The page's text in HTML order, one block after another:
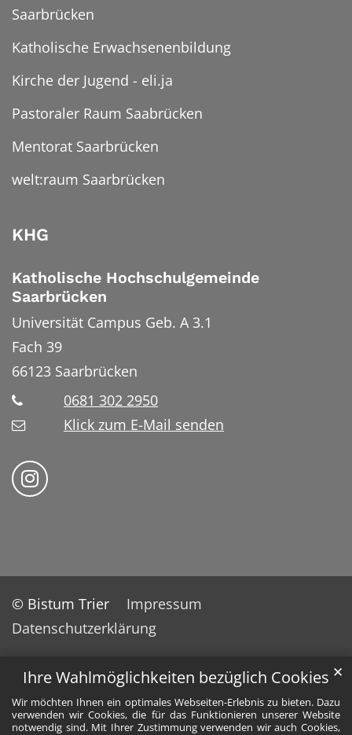
Ihre Wahlmöglichkeiten bezüglich Cookies
Wir möchten Ihnen ein optimales Webseiten-Erlebnis zu bieten. Dazu
verwenden wir Cookies, die für das Funktionieren unserer Website
notwendig sind. Mit Ihrer Zustimmung verwenden wir auch Cookies,
✕
Saarbrücken
Katholische Erwachsenenbildung
Kirche der Jugend - eli.ja
Pastoraler Raum Saabrücken
Mentorat Saarbrücken
welt:raum Saarbrücken
KHG
Katholische Hochschulgemeinde
Saarbrücken
Universität Campus Geb. A 3.1
Fach 39
66123 Saarbrücken
0681 302 2950
Klick zum E-Mail senden
Bistum Trier auf Instragram
© Bistum Trier
Impressum
Datenschutzerklärung